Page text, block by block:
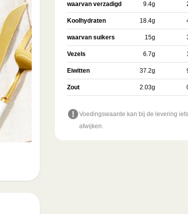
waarvan verzadigd 9.4g
Koolhydraten 18.4g
waarvan suikers 15g
Vezels 6.7g
Eiwitten 37.2g
Zout 2.03g
Voedingswaarde kan bij de levering iets
afwijken.